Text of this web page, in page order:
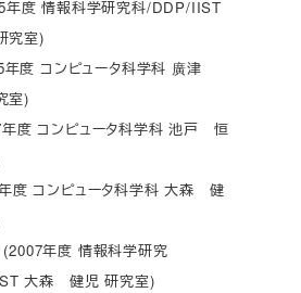
年度 情報科学研究科/DDP/IIST
究室)
度 コンピュータ科学科 廣津
室)
度 コンピュータ科学科 池戸 恒
度 コンピュータ科学科 大森 健
(2007年度 情報科学研究
大森 健児 研究室)